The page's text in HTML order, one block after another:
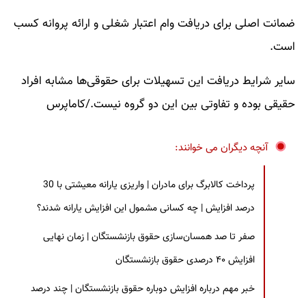
ضمانت اصلی برای دریافت وام اعتبار شغلی و ارائه پروانه کسب
است.
سایر شرایط دریافت این تسهیلات برای حقوقی‌ها مشابه افراد
حقیقی بوده و تفاوتی بین این دو گروه نیست./کاماپرس
آنچه دیگران می خوانند:
پرداخت کالابرگ برای مادران | واریزی یارانه معیشتی با 30
درصد افزایش | چه کسانی مشمول این افزایش یارانه شدند؟
صفر تا صد همسان‌سازی حقوق بازنشستگان | زمان نهایی
افزایش ۴۰ درصدی حقوق بازنشستگان
خبر مهم درباره افزایش دوباره حقوق بازنشستگان | چند درصد